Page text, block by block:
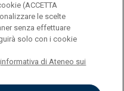
(ACCETTA
le scelte
senza effettuare
solo con i cookie
informativa di Ateneo sui